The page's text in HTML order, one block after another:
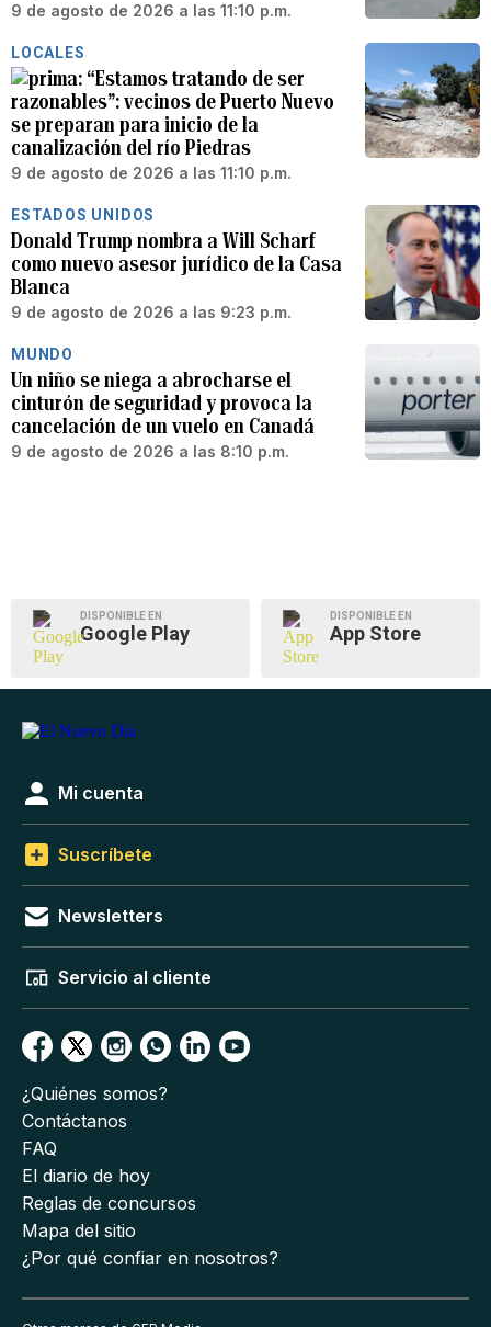
9 de agosto de 2026 a las 11:10 p.m.
LOCALES
“Estamos tratando de ser
razonables”: vecinos de Puerto Nuevo
se preparan para inicio de la
canalización del río Piedras
9 de agosto de 2026 a las 11:10 p.m.
ESTADOS UNIDOS
Donald Trump nombra a Will Scharf
como nuevo asesor jurídico de la Casa
Blanca
9 de agosto de 2026 a las 9:23 p.m.
MUNDO
Un niño se niega a abrocharse el
cinturón de seguridad y provoca la
cancelación de un vuelo en Canadá
9 de agosto de 2026 a las 8:10 p.m.
DISPONIBLE EN
Google Play
DISPONIBLE EN
App Store
Mi cuenta
Suscríbete
Newsletters
Servicio al cliente
¿Quiénes somos?
Contáctanos
FAQ
El diario de hoy
Reglas de concursos
Mapa del sitio
¿Por qué confiar en nosotros?